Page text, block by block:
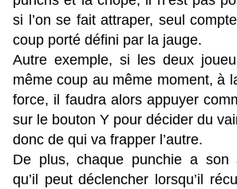
si l’on se fait attraper, seul
coup porté défini par la jauge.
Autre exemple, si les deux
même coup au même moment, à
force, il faudra alors appuyer
sur le bouton Y pour décider du
donc de qui va frapper l’autre.
De plus, chaque punchie a son
qu’il peut déclencher lorsqu’il